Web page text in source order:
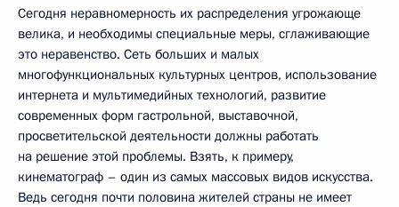
Сегодня неравномерность их распределения угрожающе
велика, и необходимы специальные меры, сглаживающие
это неравенство. Сеть больших и малых
многофункциональных культурных центров, использование
интернета и мультимедийных технологий, развитие
современных форм гастрольной, выставочной,
просветительской деятельности должны работать
на решение этой проблемы. Взять, к примеру,
кинематограф – один из самых массовых видов искусства.
Ведь сегодня почти половина жителей страны не имеет